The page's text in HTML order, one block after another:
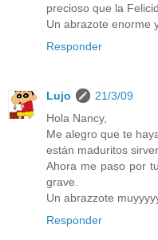
precioso que la
Un abrazote enorme
Responder
Lujo
21/3/09
Hola Nancy,
Me alegro que te
están maduritos
Ahora me paso por
grave.
Un abrazzote
Responder